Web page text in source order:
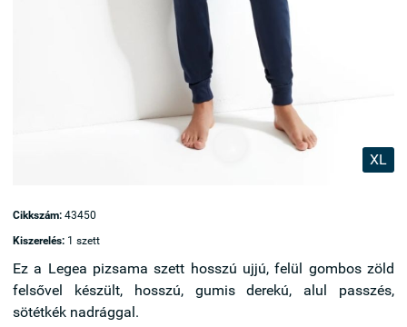
XL
Cikkszám: 43450
Kiszerelés: 1 szett
Ez a Legea pizsama szett hosszú ujjú, felül gombos zöld
felsővel készült, hosszú, gumis derekú, alul passzés,
sötétkék nadrággal.